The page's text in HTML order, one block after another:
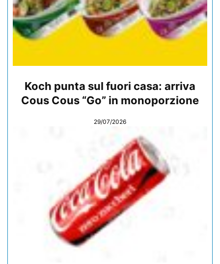
Koch punta sul fuori casa: arriva
Cous Cous “Go” in monoporzione
29/07/2026